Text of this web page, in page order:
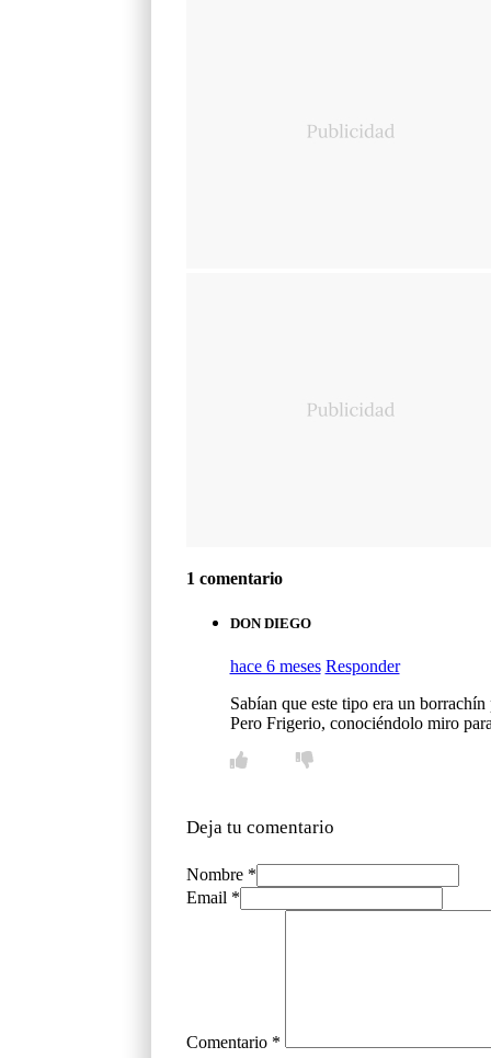
1 comentario
DON DIEGO
hace 6 meses Responder
Sabían que este tipo era un
Pero Frigerio, conociéndolo miro
Deja tu comentario
Nombre *
Email *
Comentario *